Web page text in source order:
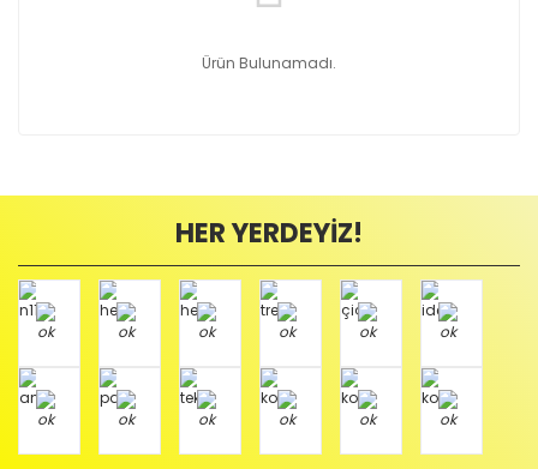
Ürün Bulunamadı.
HER YERDEYİZ!